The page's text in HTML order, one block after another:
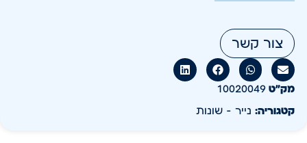
צור קשר
מק״ט 10020049
קטגוריה: נייר - שונות